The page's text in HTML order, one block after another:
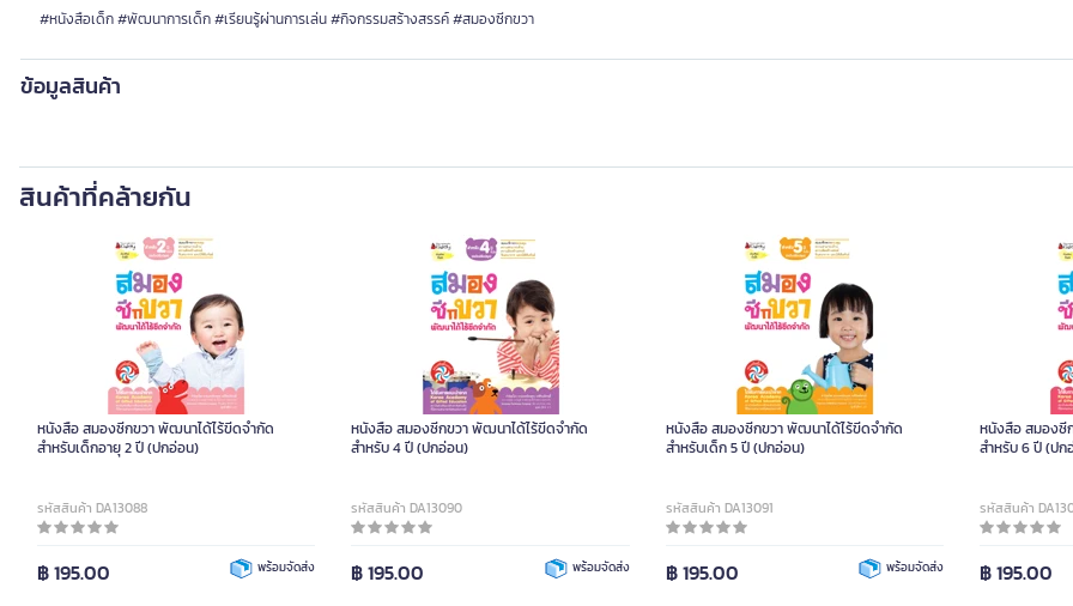
#หนังสือเด็ก #พัฒนาการเด็ก #เรียนรู้ผ่านการเล่น #กิจกรรมสร้างสรรค์ #สมองซีกขวา
ข้อมูลสินค้า
สินค้าที่คล้ายกัน
หนังสือ สมองซีกขวา พัฒนาได้ไร้ขีดจำกัด
สำหรับเด็กอายุ 2 ปี (ปกอ่อน)
รหัสสินค้า DA13088
฿ 195.00 พร้อมจัดส่ง
หนังสือ สมองซีกขวา พัฒนาได้ไร้ขีดจำกัด
สำหรับ 4 ปี (ปกอ่อน)
รหัสสินค้า DA13090
฿ 195.00 พร้อมจัดส่ง
หนังสือ สมองซีกขวา พัฒนาได้ไร้ขีดจำกัด
สำหรับเด็ก 5 ปี (ปกอ่อน)
รหัสสินค้า DA13091
฿ 195.00 พร้อมจัดส่ง
หนังสือ สมองซี
สำหรับ 6 ปี (ปก
รหัสสินค้า
฿ 195.00